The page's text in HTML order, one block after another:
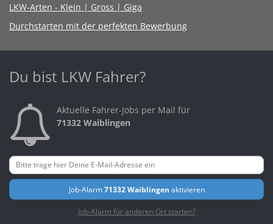
LKW-Arten - Klein | Gross | Giga
Durchstarten mit der perfekten Bewerbung
Du bist LKW Fahrer?
Aktuelle Fahrer-Jobs per Mail für
71332 Waiblingen
Job-Alarm71332 Waiblingen aktivieren
Job-Alarm für anderen Ort starten?